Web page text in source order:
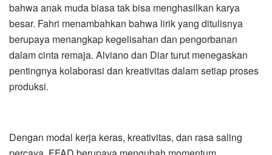
bahwa anak muda biasa tak bisa menghasilkan karya
besar. Fahri menambahkan bahwa lirik yang ditulisnya
berupaya menangkap kegelisahan dan pengorbanan
dalam cinta remaja. Alviano dan Diar turut menegaskan
pentingnya kolaborasi dan kreativitas dalam setiap proses
produksi.
Dengan modal kerja keras, kreativitas, dan rasa saling